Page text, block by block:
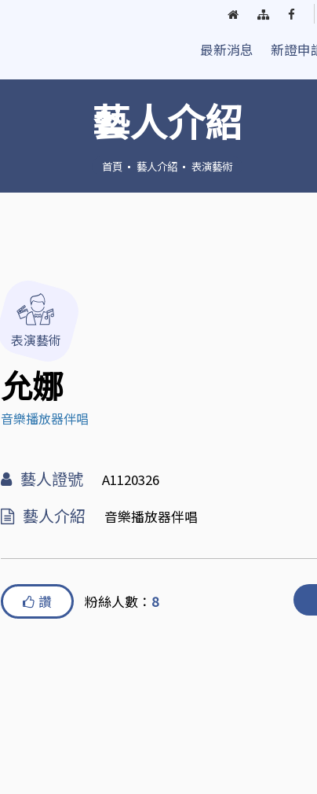
回
頁
網
導
覽
臺
街
頭
最新消息 新證申
藝人介紹
首頁 藝人介紹 表演藝術
表演藝術
允娜
音樂播放器伴唱
藝人證號 A1120326
藝人介紹 音樂播放器伴唱
讚 粉絲人數： 8